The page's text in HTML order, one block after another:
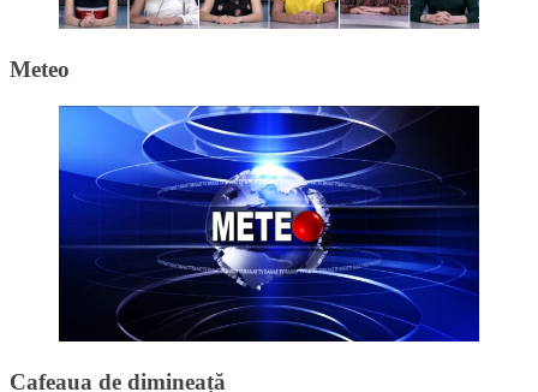
Meteo
Cafeaua de dimineață